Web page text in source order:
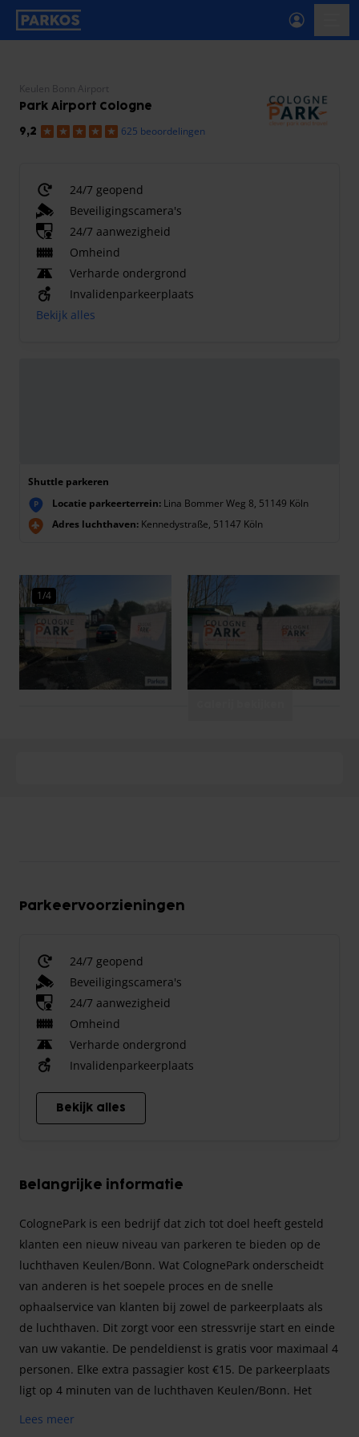
label-voor-primaire-navigatie
Keulen Bonn Airport
Park Airport Cologne
9,2 625 beoordelingen
24/7 geopend
Beveiligingscamera's
24/7 aanwezigheid
Omheind
Verharde ondergrond
Invalidenparkeerplaats
Bekijk alles
Shuttle parkeren
P Locatie parkeerterrein: Lina Bommer Weg 8, 51149 Köln
Adres luchthaven: Kennedystraße, 51147 Köln
1/4
Parkeervoorzieningen
24/7 geopend
Beveiligingscamera's
24/7 aanwezigheid
Omheind
Verharde ondergrond
Invalidenparkeerplaats
Bekijk alles
Belangrijke informatie
ColognePark is een bedrijf dat zich tot doel heeft gesteld
klanten een nieuw niveau van parkeren te bieden op de
luchthaven Keulen/Bonn. Wat ColognePark onderscheidt
van anderen is het soepele proces en de snelle
ophaalservice van klanten bij zowel de parkeerplaats als
de luchthaven. Dit zorgt voor een stressvrije start en einde
van uw vakantie. De pendeldienst is gratis voor maximaal 4
personen. Elke extra passagier kost €15. De parkeerplaats
ligt op 4 minuten van de luchthaven Keulen/Bonn. Het
Lees meer